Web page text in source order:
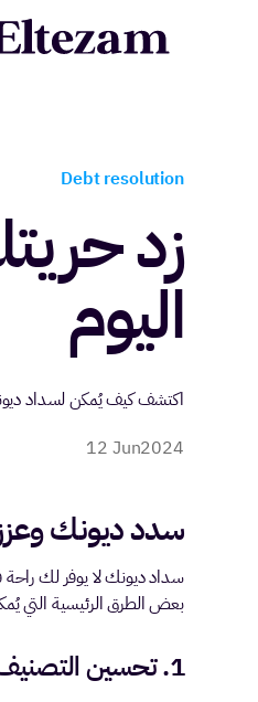
Debt resolution
زد
اليوم
اكتشف كيف يُمكن لسداد
12 Jun2024
سدد ديونك وعزز
سداد ديونك لا يوفر لك راحة
بعض الطرق الرئيسية التي
1. تحسين التصنيف الائتماني